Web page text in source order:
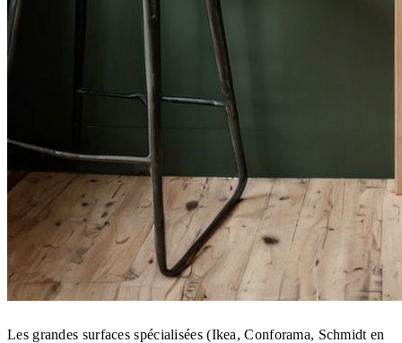
Les grandes surfaces spécialisées (Ikea, Conforama, Schmidt en